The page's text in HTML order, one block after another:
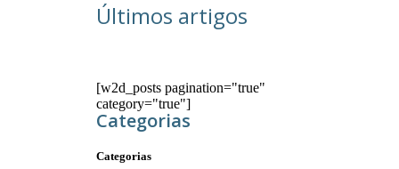
Últimos artigos
[w2d_posts pagination="true"
category="true"]
Categorias
Categorias